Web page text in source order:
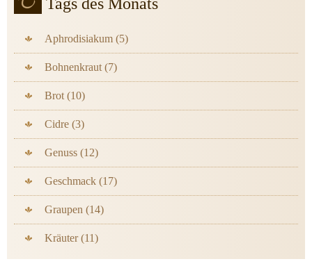
Aphrodisiakum (5)
Bohnenkraut (7)
Brot (10)
Cidre (3)
Genuss (12)
Geschmack (17)
Graupen (14)
Kräuter (11)